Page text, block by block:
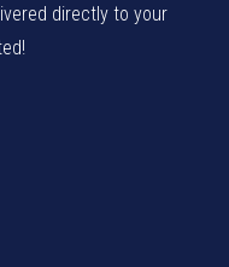
directly to your